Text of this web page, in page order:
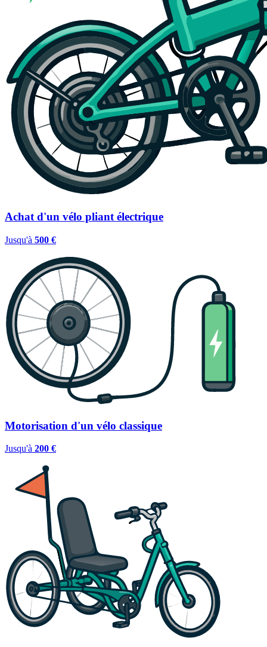
Achat d'un vélo pliant électrique
Jusqu'à 500 €
Motorisation d'un vélo classique
Jusqu'à 200 €